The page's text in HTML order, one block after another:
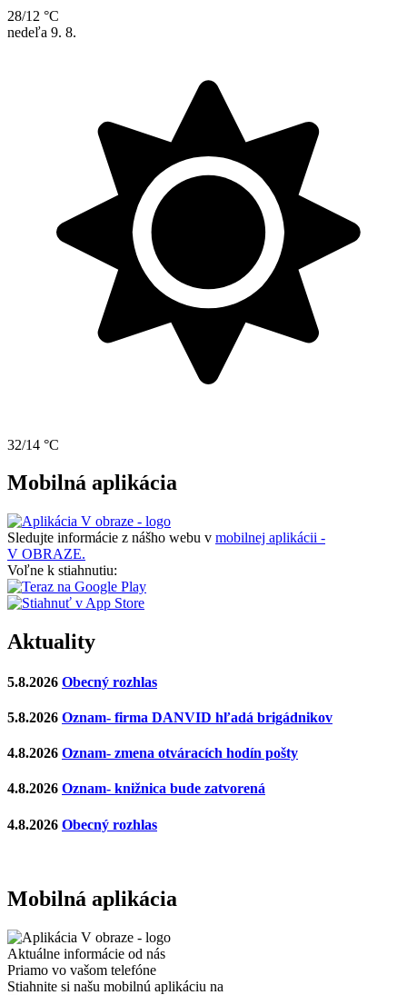
28/12 °C
nedeľa 9. 8.
32/14 °C
Mobilná aplikácia
Sledujte informácie z nášho webu v mobilnej aplikácii -
V OBRAZE.
Voľne k stiahnutiu:
Aktuality
5.8.2026 Obecný rozhlas
5.8.2026 Oznam- firma DANVID hľadá brigádnikov
4.8.2026 Oznam- zmena otváracích hodín pošty
4.8.2026 Oznam- knižnica bude zatvorená
4.8.2026 Obecný rozhlas
Mobilná aplikácia
Aktuálne informácie od nás
Priamo vo vašom telefóne
Stiahnite si našu mobilnú aplikáciu na